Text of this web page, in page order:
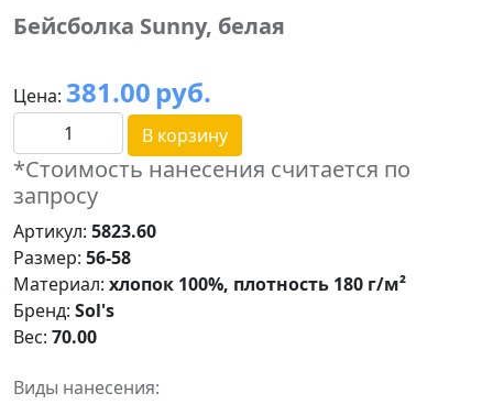
Бейсболка Sunny, белая
Цена: 381.00 руб.
В корзину
*Стоимость нанесения считается по
запросу
Артикул: 5823.60
Размер: 56-58
Материал: хлопок 100%, плотность 180 г/м²
Бренд: Sol's
Вес: 70.00
Виды нанесения: